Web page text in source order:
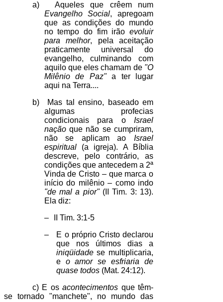
a)
Aqueles que crêem num
Evangelho Social, apregoam
que as condições do mundo
no tempo do fim irão evoluir
para melhor, pela aceitação
praticamente universal do
evangelho, culminando com
aquilo que eles chamam de "O
Milênio de Paz"a ter lugar
aqui na Terra....
b)
Mas tal ensino, baseado em
algumas profecias
condicionais para o Israel
naçãoque não se cumpriram,
não se aplicam ao Israel
espiritual(a igreja). A Bíblia
descreve, pelo contrário, as
condições que antecedem a 2ª
Vinda de Cristo – que marca o
início do milênio – como indo
"de mal a pior"(II Tim. 3: 13).
Ela diz:
–
II Tim. 3:1-5
–
E o próprio Cristo declarou
que nos últimos dias a
iniqüidadese multiplicaria,
e o amor se esfriaria de
quase todos(Mat. 24:12).
c) E osacontecimentos que têm-
se tornado "manchete", no mundo das